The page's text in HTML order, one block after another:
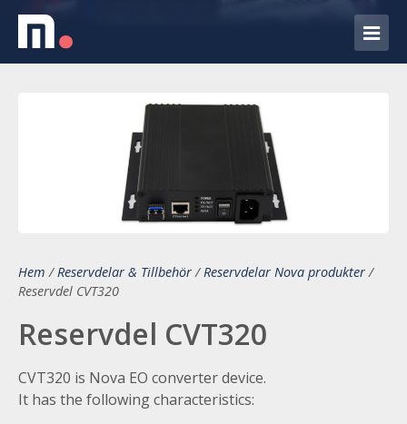
Hem /Reservdelar & Tillbehör/Reservdelar Nova produkter/
Reservdel CVT320
Reservdel CVT320
CVT320 is Nova EO converter device.
It has the following characteristics: